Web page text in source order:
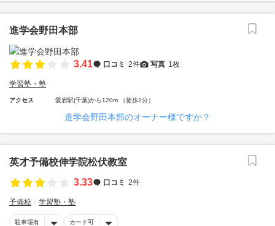
進学会野田本部
3.41 口コミ 2件 写真 1枚
学習塾・塾
アクセス 愛宕駅(千葉)から120m （徒歩2分）
進学会野田本部のオーナー様ですか？
英才予備校伸学院松伏教室
3.33
口コミ 2件
予備校 学習塾・塾
駐車場有 カード可